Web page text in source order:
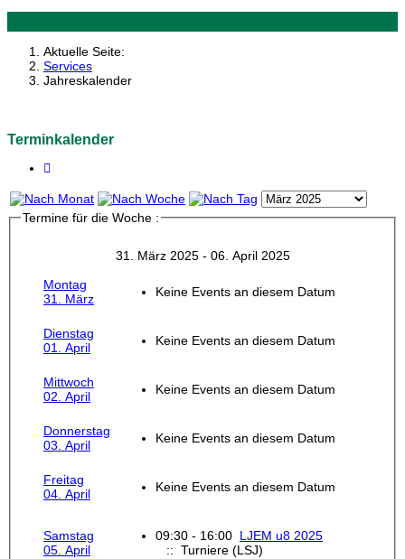
Aktuelle Seite:
Services
Jahreskalender
Terminkalender
Termine für die Woche :
31. März 2025 - 06. April 2025
Montag
31. März
Keine Events an diesem Datum
Dienstag
01. April
Keine Events an diesem Datum
Mittwoch
02. April
Keine Events an diesem Datum
Donnerstag
03. April
Keine Events an diesem Datum
Freitag
04. April
Keine Events an diesem Datum
Samstag
05. April
09:30 - 16:00 LJEM u8 2025
:: Turniere (LSJ)